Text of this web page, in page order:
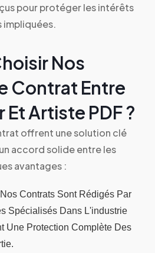
pour protéger les intérêts
impliquées.
Nos
Contrat Entre
Artiste PDF ?
offrent une solution clé
accord solide entre les
avantages :
Nos Contrats Sont Rédigés Par
Spécialisés Dans L'industrie
Une Protection Complète Des